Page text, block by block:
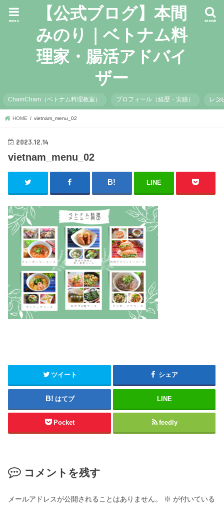
【公式ブログ】本間
みのり｜ベトナム料
理家・腸活アドバイ
ザー
search
menu
ChamCham（ベトナム料理教室） プロフィール（経歴・実績） レシ
HOME vietnam_menu_02
2023.12.14
vietnam_menu_02
LINE
ツイート シェア
はてブ LINE
Pocket feedly
コメントを残す
メールアドレスが公開されることはありません。 ※ が付いている